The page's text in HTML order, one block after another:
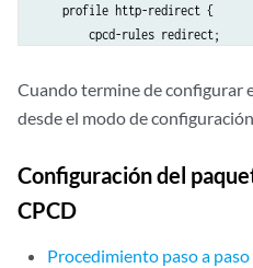
    profile http-redirect {
        cpcd-rules redirect;
captive-portal-content-
inside-service-interface
outside-service-interface
Cuando termine de configurar
desde el modo de
Configuración del
CPCD
Procedimiento paso a paso